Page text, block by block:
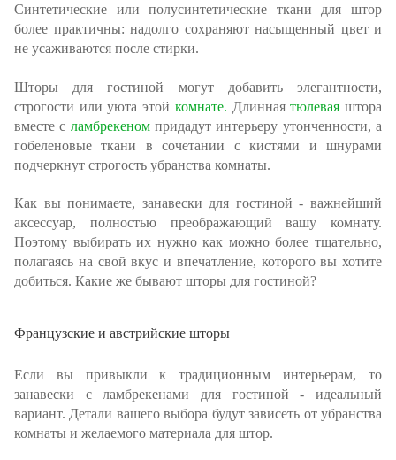
Синтетические или полусинтетические ткани для штор
более практичны: надолго сохраняют насыщенный цвет и
не усаживаются после стирки.
Шторы для гостиной могут добавить элегантности,
строгости или уюта этой комнате. Длиннаятюлевая штора
вместе с ламбрекеномпридадут интерьеру утонченности, а
гобеленовые ткани в сочетании с кистями и шнурами
подчеркнут строгость убранства комнаты.
Как вы понимаете, занавески для гостиной - важнейший
аксессуар, полностью преображающий вашу комнату.
Поэтому выбирать их нужно как можно более тщательно,
полагаясь на свой вкус и впечатление, которого вы хотите
добиться. Какие же бывают шторы для гостиной?
Французские и австрийские шторы
Если вы привыкли к традиционным интерьерам, то
занавески с ламбрекенами для гостиной - идеальный
вариант. Детали вашего выбора будут зависеть от убранства
комнаты и желаемого материала для штор.